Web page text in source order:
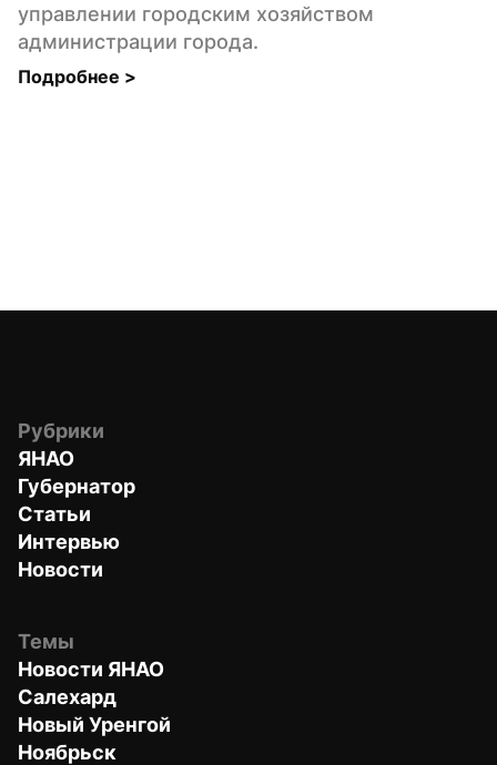
управлении городским хозяйством
администрации города.
Подробнее >
Рубрики
ЯНАО
Губернатор
Статьи
Интервью
Новости
Темы
Новости ЯНАО
Салехард
Новый Уренгой
Ноябрьск